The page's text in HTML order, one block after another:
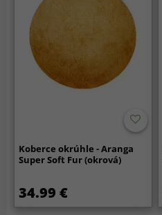
Koberce okrúhle - Aranga
Super Soft Fur (okrová)
34.99 €